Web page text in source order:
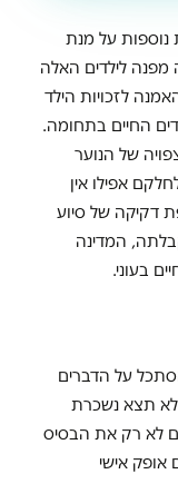
נוספות על מנת
מפנה לילדים האלה
לזכויות הילד
החיים בתחומה.
של הנוער
אפילו אין
דקיקה של סיוע
המדינה
בעוני.
על הדברים
תצא נשכרת
לא רק את הבסיס
אישי